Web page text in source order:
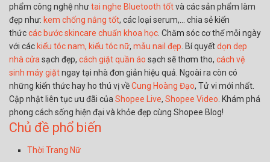
phẩm công nghệ nhưtai nghe Bluetooth tốtvà các sản phẩm làm
đẹp như: kem chống nắng tốt, các loại serum,… chia sẻ kiến
thứccác bước skincare chuẩn khoa học . Chăm sóc cơ thể mỗi ngày
với các kiểu tóc nam, kiểu tóc nữ, mẫu nail đẹp . Bí quyếtdọn dẹp
nhà cửa sạch đẹp, cách giặt quần áo sạch sẽ thơm tho, cách vệ
sinh máy giặtngay tại nhà đơn giản hiệu quả. Ngoài ra còn có
những kiến thức hay ho thú vị vềCung Hoàng Đạo, Tử vi mới nhất.
Cập nhật liên tục ưu đãi của Shopee Live, Shopee Video . Khám phá
phong cách sống hiện đại và khỏe đẹp cùng Shopee Blog!
Chủ đề phổ biến
Thời Trang Nữ